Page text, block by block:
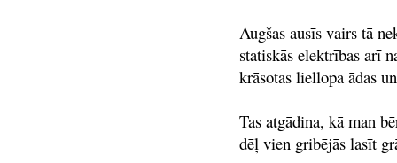
Augšas ausīs vairs tā
statiskās elektrības arī
krāsotas liellopa ādas
Tas atgādina, kā man
dēļ vien gribējās lasīt